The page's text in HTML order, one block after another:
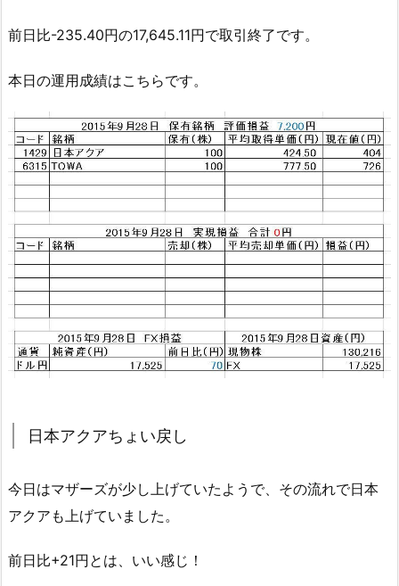
前日比-235.40円の17,645.11円で取引終了です。
本日の運用成績はこちらです。
日本アクアちょい戻し
今日はマザーズが少し上げていたようで、その流れで日本
アクアも上げていました。
前日比+21円とは、いい感じ！